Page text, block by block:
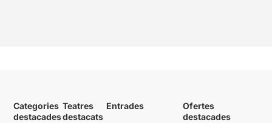
Categories
destacades
Teatres
destacats
Entrades
Ofertes
destacades